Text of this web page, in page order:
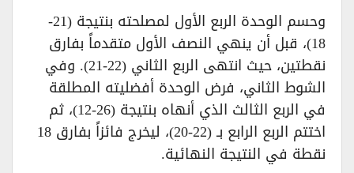
وحسم الوحدة الربع الأول لمصلحته بنتيجة (21-
18)، قبل أن ينهي النصف الأول متقدماً بفارق
نقطتين، حيث انتهى الربع الثاني (22-21). وفي
الشوط الثاني، فرض الوحدة أفضليته المطلقة
في الربع الثالث الذي أنهاه بنتيجة (26-12)، ثم
اختتم الربع الرابع بـ (22-20)، ليخرج فائزاً بفارق 18
نقطة في النتيجة النهائية.